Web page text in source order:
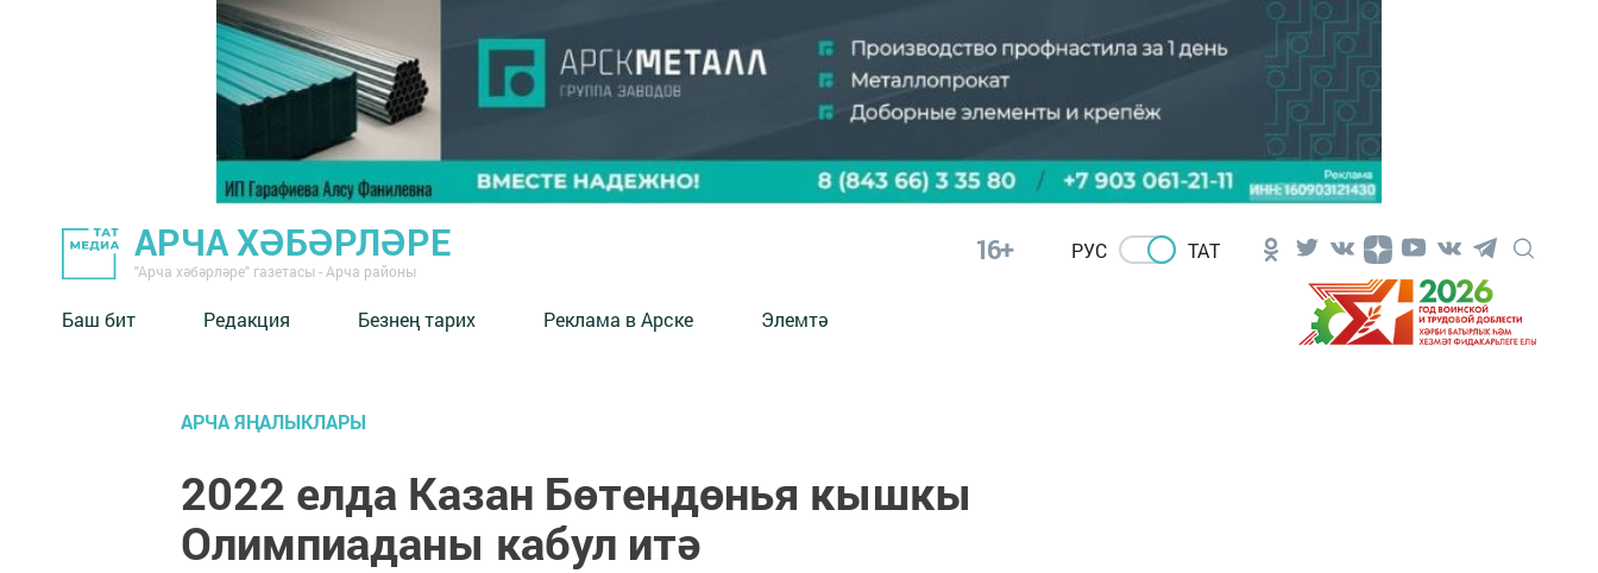
АРЧА ХӘБӘРЛӘРЕ
"Арча хәбәрләре" газетасы - Арча районы
16+ РУС ТАТ
Баш бит Редакция Безнең тарих Реклама в Арске Элемтә
АРЧА ЯҢАЛЫКЛАРЫ
2022 елда Казан Бөтендөнья кышкы
Олимпиаданы кабул итә